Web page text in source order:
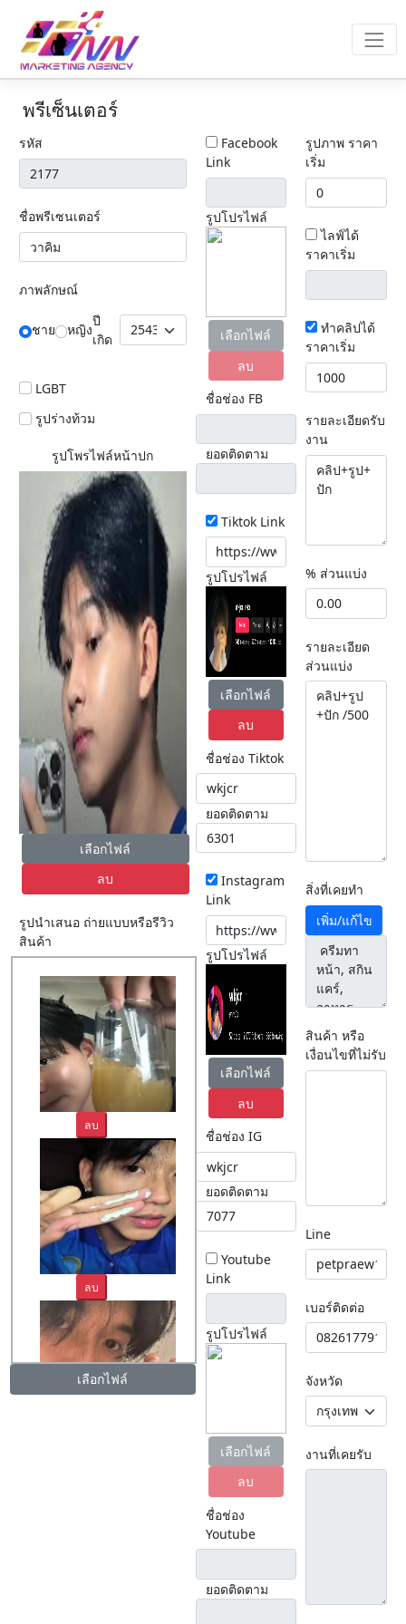
พรีเซ็นเตอร์
รหัส
ชื่อพรีเซนเตอร์
ภาพลักษณ์
ชาย หญิง
ปี
เกิด
LGBT
รูปร่างท้วม
รูปโพรไฟล์หน้าปก
เลือกไฟล์
ลบ
รูปนำเสนอ ถ่ายแบบหรือรีวิว
สินค้า
ลบ
ลบ
เลือกไฟล์
Facebook
Link
รูปโปรไฟล์
เลือกไฟล์
ลบ
ชื่อช่อง FB
ยอดติดตาม
Tiktok Link
รูปโปรไฟล์
เลือกไฟล์
ลบ
ชื่อช่อง Tiktok
ยอดติดตาม
Instagram
Link
รูปโปรไฟล์
เลือกไฟล์
ลบ
ชื่อช่อง IG
ยอดติดตาม
Youtube
Link
รูปโปรไฟล์
เลือกไฟล์
ลบ
ชื่อช่อง
Youtube
ยอดติดตาม
รูปภาพ ราคา
เริ่ม
ไลฟ์ได้
ราคาเริ่ม
ทำคลิปได้
ราคาเริ่ม
รายละเอียดรับ
งาน
% ส่วนแบ่ง
รายละเอียด
ส่วนแบ่ง
สิ่งที่เคยทำ
เพิ่ม/แก้ไข
สินค้า หรือ
เงื่อนไขที่ไม่รับ
Line
เบอร์ติดต่อ
จังหวัด
งานที่เคยรับ